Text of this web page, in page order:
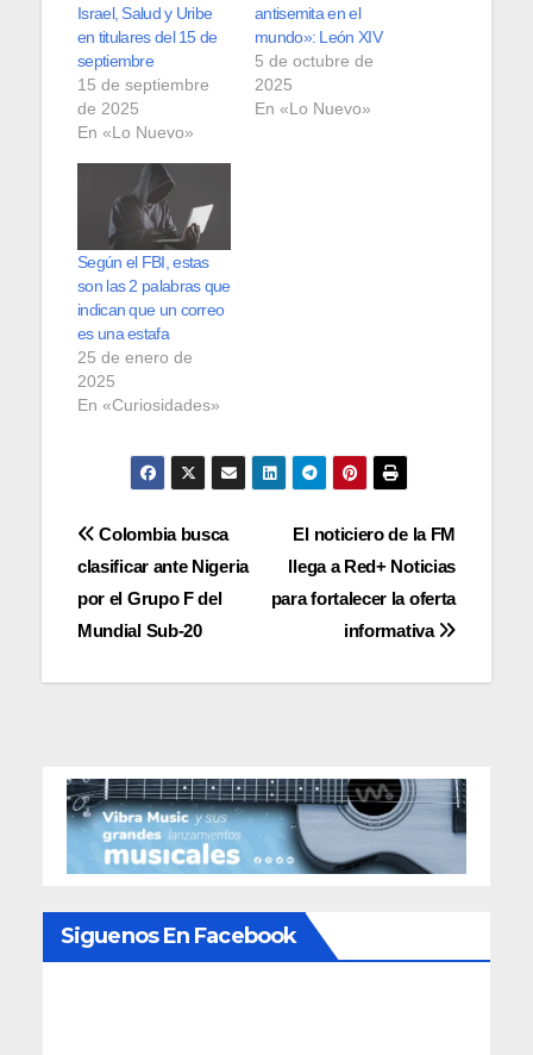
Israel, Salud y Uribe
en titulares del 15 de
septiembre
15 de septiembre
de 2025
En «Lo Nuevo»
antisemita en el
mundo»: León XIV
5 de octubre de
2025
En «Lo Nuevo»
Según el FBI, estas
son las 2 palabras que
indican que un correo
es una estafa
25 de enero de
2025
En «Curiosidades»
Navegación
de
entradas
El noticiero de la FM
llega a Red+ Noticias
para fortalecer la oferta
informativa
Colombia busca
clasificar ante Nigeria
por el Grupo F del
Mundial Sub-20
Siguenos En Facebook